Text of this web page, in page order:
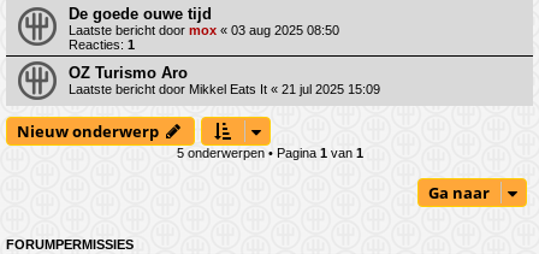
De goede ouwe tijd
Laatste bericht door mox « 03 aug 2025 08:50
Reacties: 1
OZ Turismo Aro
Laatste bericht door Mikkel Eats It « 21 jul 2025 15:09
Nieuw onderwerp
5 onderwerpen • Pagina 1van 1
Ga naar
FORUMPERMISSIES